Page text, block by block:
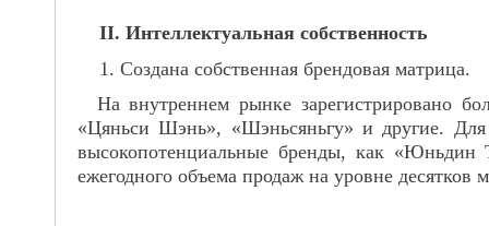
II. Интеллектуальная собственность
1. Создана собственная брендовая матрица.
На внутреннем рынке зарегистрировано
«Цяньси Шэнь», «Шэньсяньгу» и другие.
высокопотенциальные бренды, как «Юньдин
ежегодного объема продаж на уровне десятков